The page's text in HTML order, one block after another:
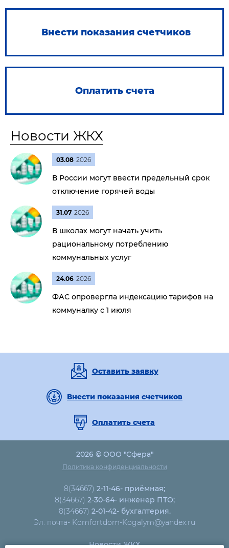
Внести показания счетчиков
Оплатить счета
Новости ЖКХ
03.08 2026
В России могут ввести предельный срок
отключение горячей воды
31.07 2026
В школах могут начать учить
рациональному потреблению
коммунальных услуг
24.06 2026
ФАС опровергла индексацию тарифов на
коммуналку с 1 июля
Оставить заявку
Внести показания счетчиков
Оплатить счета
2026 © ООО "Сфера"
Политика конфиденциальности
8(34667) 2-11-46- приёмная;
8(34667) 2-30-64- инженер ПТО;
8(34667) 2-01-42- бухгалтерия.
Эл. почта- Komfortdom-Kogalym@yandex.ru
Новости ЖКХ